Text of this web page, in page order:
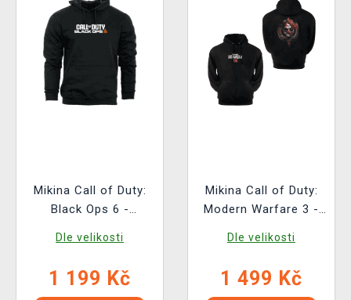
Mikina Call of Duty:
Black Ops 6 -
Dle velikosti
1 199 Kč
Mikina Call of Duty:
Modern Warfare 3 -
Dle velikosti
1 499 Kč